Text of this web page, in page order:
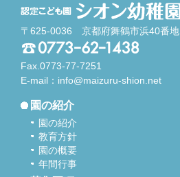
〒625-0036 京都府舞鶴市浜40番地
Fax.0773-77-7251
E-mail： info@maizuru-shion.net
園の紹介
園の紹介
教育方針
園の概要
年間行事